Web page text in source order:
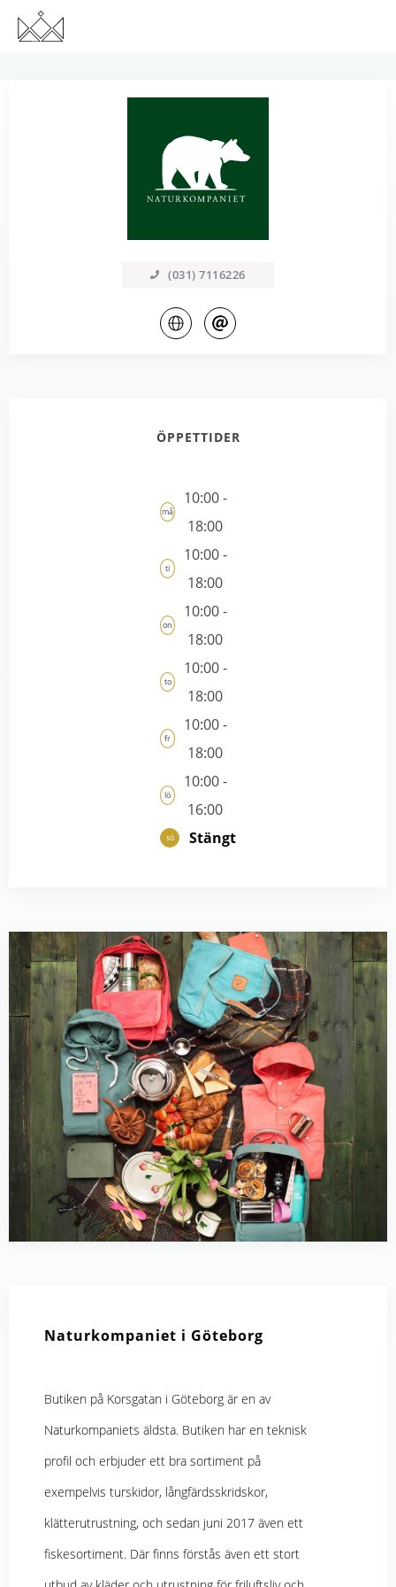
(031) 7116226
ÖPPETTIDER
må
10:00 -
18:00
ti
10:00 -
18:00
on
10:00 -
18:00
to
10:00 -
18:00
fr
10:00 -
18:00
lö
10:00 -
16:00
sö Stängt
Naturkompaniet i Göteborg
Butiken på Korsgatan i Göteborg är en av
Naturkompaniets äldsta. Butiken har en teknisk
profil och erbjuder ett bra sortiment på
exempelvis turskidor, långfärdsskridskor,
klätterutrustning, och sedan juni 2017 även ett
fiskesortiment. Där finns förstås även ett stort